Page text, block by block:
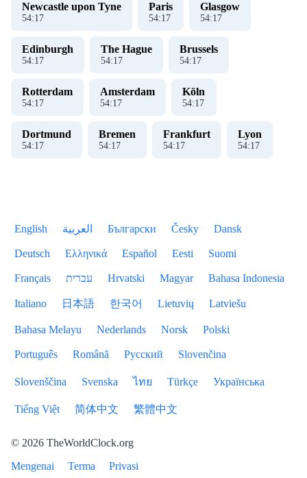
Newcastle upon Tyne
54:18
Paris
54:18
Glasgow
54:18
Edinburgh
54:18
The Hague
54:18
Brussels
54:18
Rotterdam
54:18
Amsterdam
54:18
Köln
54:18
Dortmund
54:18
Bremen
54:18
Frankfurt
54:18
Lyon
54:18
English العربية Български Česky Dansk
Deutsch Ελληνικά Español Eesti Suomi
Français עברית Hrvatski Magyar Bahasa Indonesia
Italiano 日本語 한국어 Lietuvių Latviešu
Bahasa Melayu Nederlands Norsk Polski
Português Română Русский Slovenčina
Slovenščina Svenska ไทย Türkçe Українська
Tiếng Việt 简体中文 繁體中文
© 2026 TheWorldClock.org
Mengenai
Terma Privasi